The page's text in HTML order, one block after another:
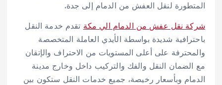
المتطورة لنقل العفش من الدمام إلى جدة.
شركة نقل عفش من الدمام الي مكة تقدم خدمة النقل
باحترافية شديدة بواسطة الأيدي العاملة المتخصصة
والمحترفة على أعلى المستويات من الاحتراف والإتقان
مع الضمان النقل والفك والتركيب داخل وخارج مدينة
الدمام وبأسعار رخيصة، جميع خدمات النقل ستكون بين